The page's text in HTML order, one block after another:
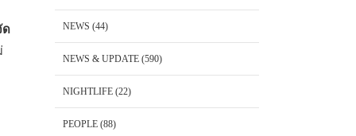
NEWS (44)
NEWS & UPDATE(590)
NIGHTLIFE(22)
PEOPLE(88)